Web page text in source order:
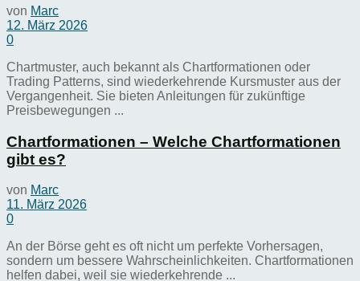
von Marc
12. März 2026
0
Chartmuster, auch bekannt als Chartformationen oder
Trading Patterns, sind wiederkehrende Kursmuster aus der
Vergangenheit. Sie bieten Anleitungen für zukünftige
Preisbewegungen ...
Chartformationen – Welche Chartformationen
gibt es?
von Marc
11. März 2026
0
An der Börse geht es oft nicht um perfekte Vorhersagen,
sondern um bessere Wahrscheinlichkeiten. Chartformationen
helfen dabei, weil sie wiederkehrende ...